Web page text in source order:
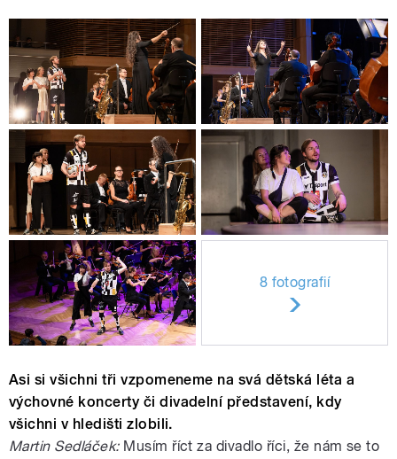
8 fotografií
Asi si všichni tři vzpomeneme na svá dětská léta a
výchovné koncerty či divadelní představení, kdy
všichni v hledišti zlobili.
Martin Sedláček:Musím říct za divadlo říci, že nám se to